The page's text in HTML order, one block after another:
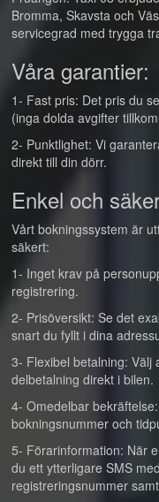
Bromma, Skavsta och
servicegrad med trygga
Våra garantier:
1- Fast pris: Det pris du
(inga dolda avgifter
2- Punktlighet: Vi
direkt till din dörr.
Enkel och
Vårt bokningssystem är
säkert:
1- Inget krav på
registrering.
2- Prisöversikt: Se det
snart du fyllt i dina
3- Flexibel betalning: Välj
delbetalning direkt i bilen.
4- Omedelbar
bokningsnummer och
5- Förarinformation: När
du ett ytterligare SMS
registreringsnummer